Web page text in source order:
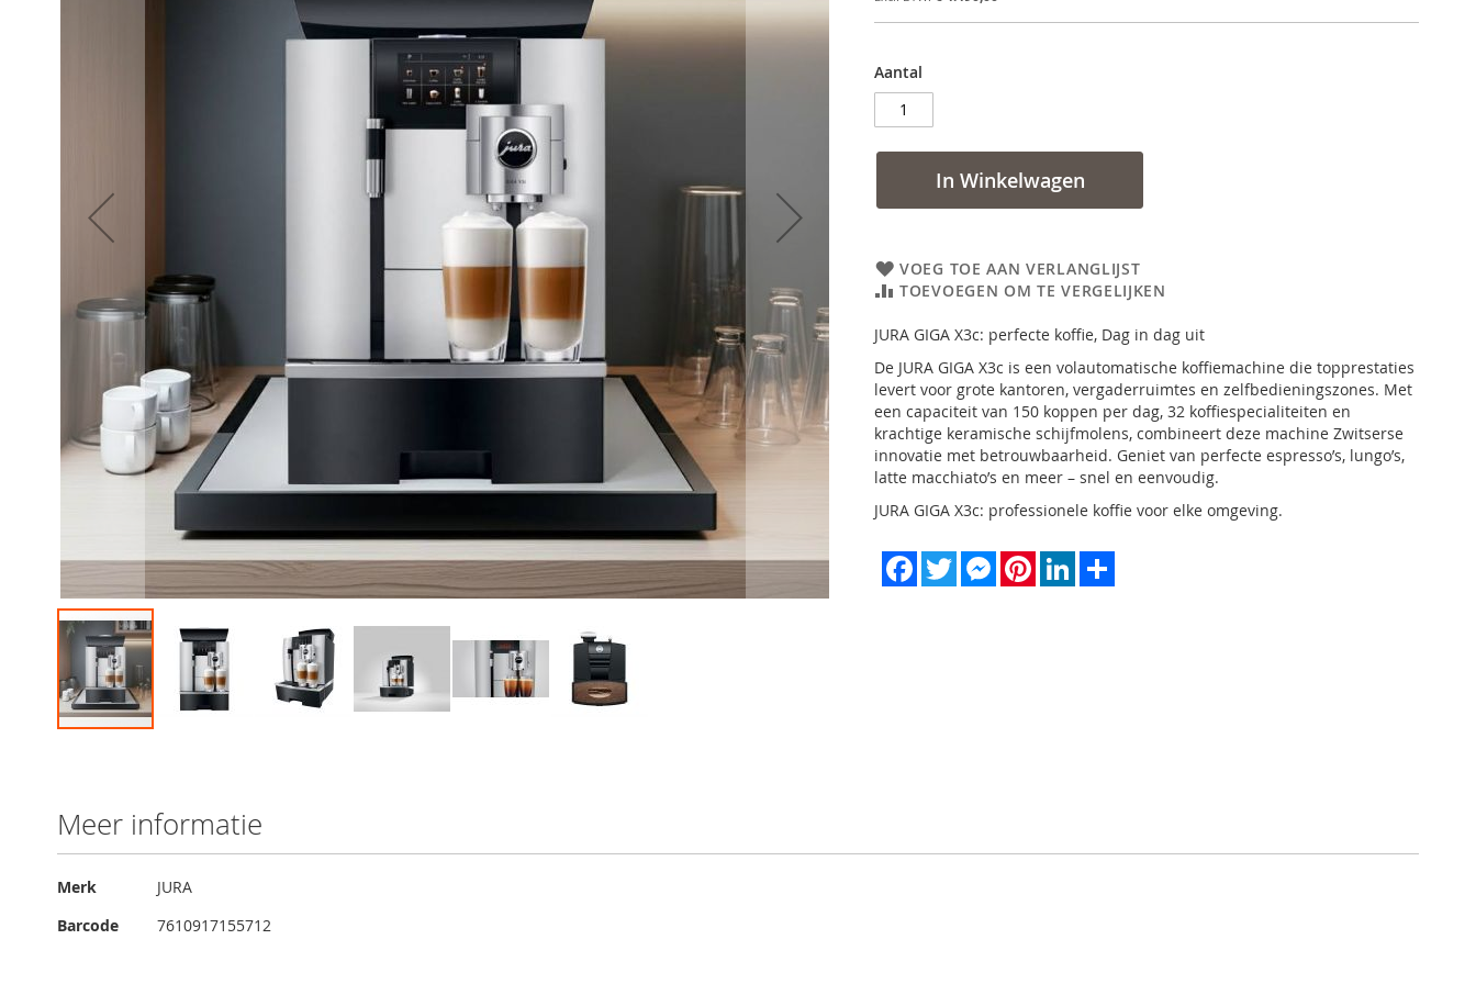
Aantal
In Winkelwagen
VOEG TOE AAN VERLANGLIJST
TOEVOEGEN OM TE VERGELIJKEN
JURA GIGA X3c: perfecte koffie, Dag in dag uit
De JURA GIGA X3c is een volautomatische koffiemachine die topprestaties
levert voor grote kantoren, vergaderruimtes en zelfbedieningszones. Met
een capaciteit van 150 koppen per dag, 32 koffiespecialiteiten en
krachtige keramische schijfmolens, combineert deze machine Zwitserse
innovatie met betrouwbaarheid. Geniet van perfecte espresso’s, lungo’s,
latte macchiato’s en meer – snel en eenvoudig.
JURA GIGA X3c: professionele koffie voor elke omgeving.
FacebookTwitterMessengerPinterestLinkedIn
van
de
gallerij
Meer informatie
Meer
Merk
JURA
Barcode
7610917155712